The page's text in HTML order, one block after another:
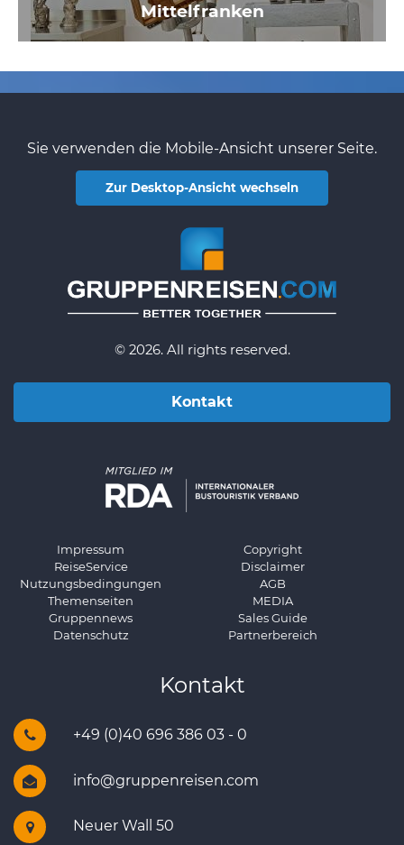
Mittelfranken
Sie verwenden die Mobile-Ansicht unserer Seite.
Zur Desktop-Ansicht wechseln
© 2026. All rights reserved.
Kontakt
Impressum
ReiseService
Nutzungsbedingungen
Themenseiten
Gruppennews
Datenschutz
Copyright
Disclaimer
AGB
MEDIA
Sales Guide
Partnerbereich
Kontakt
+49 (0)40 696 386 03 - 0
info@gruppenreisen.com
Neuer Wall 50